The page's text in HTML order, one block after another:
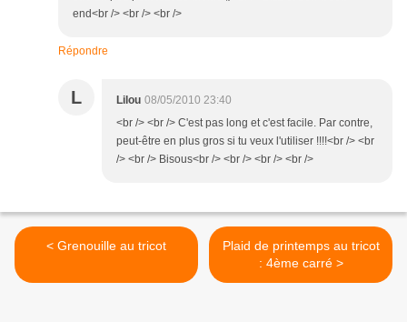
end<br /> <br /> <br />
Répondre
L Lilou 08/05/2010 23:40
<br /> <br /> C'est pas long et c'est facile. Par contre,
peut-être en plus gros si tu veux l'utiliser !!!!<br /> <br
/> <br /> Bisous<br /> <br /> <br /> <br />
< Grenouille au tricot
Plaid de printemps au tricot
: 4ème carré >